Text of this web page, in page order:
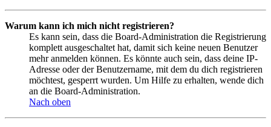
Warum kann ich mich nicht registrieren?
Es kann sein, dass die Board-Administration die Registrierung
komplett ausgeschaltet hat, damit sich keine neuen Benutzer
mehr anmelden können. Es könnte auch sein, dass deine IP-
Adresse oder der Benutzername, mit dem du dich registrieren
möchtest, gesperrt wurden. Um Hilfe zu erhalten, wende dich
an die Board-Administration.
Nach oben